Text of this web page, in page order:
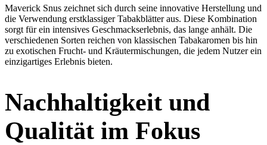
Maverick Snus zeichnet sich durch seine innovative Herstellung und
die Verwendung erstklassiger Tabakblätter aus. Diese Kombination
sorgt für ein intensives Geschmackserlebnis, das lange anhält. Die
verschiedenen Sorten reichen von klassischen Tabakaromen bis hin
zu exotischen Frucht- und Kräutermischungen, die jedem Nutzer ein
einzigartiges Erlebnis bieten.
Nachhaltigkeit und
Qualität im Fokus